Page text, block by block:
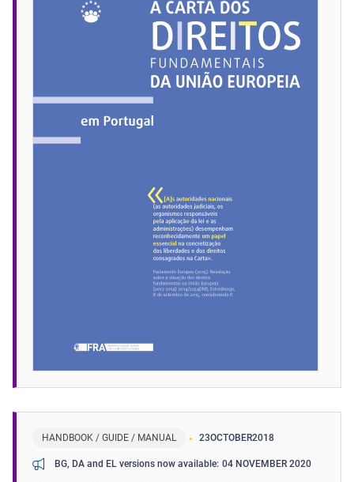
HANDBOOK / GUIDE / MANUAL 23OCTOBER2018
BG, DA and EL versions now available 04 NOVEMBER 2020